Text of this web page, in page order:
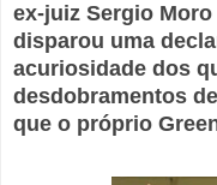
ex-juiz Sergio
disparou uma
acuriosidade dos
desdobramentos
que o próprio